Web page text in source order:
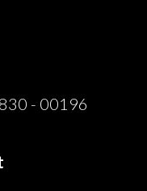
- 00196